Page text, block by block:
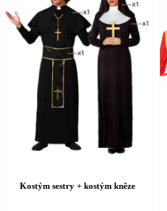
Kostým sestry + kostým kněze